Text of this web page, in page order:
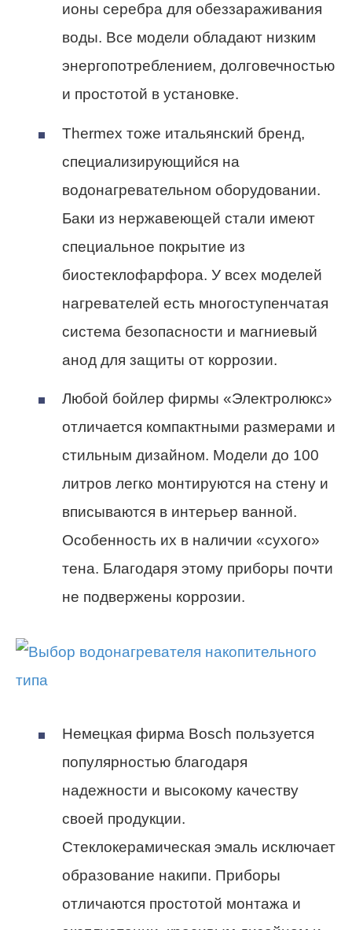
ионы серебра для обеззараживания
воды. Все модели обладают низким
энергопотреблением, долговечностью
и простотой в установке.
Thermex тоже итальянский бренд,
специализирующийся на
водонагревательном оборудовании.
Баки из нержавеющей стали имеют
специальное покрытие из
биостеклофарфора. У всех моделей
нагревателей есть многоступенчатая
система безопасности и магниевый
анод для защиты от коррозии.
Любой бойлер фирмы «Электролюкс»
отличается компактными размерами и
стильным дизайном. Модели до 100
литров легко монтируются на стену и
вписываются в интерьер ванной.
Особенность их в наличии «сухого»
тена. Благодаря этому приборы почти
не подвержены коррозии.
Немецкая фирма Bosch пользуется
популярностью благодаря
надежности и высокому качеству
своей продукции.
Стеклокерамическая эмаль исключает
образование накипи. Приборы
отличаются простотой монтажа и